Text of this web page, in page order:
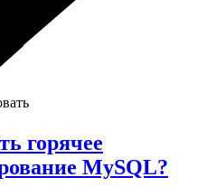
горячее
MySQL?